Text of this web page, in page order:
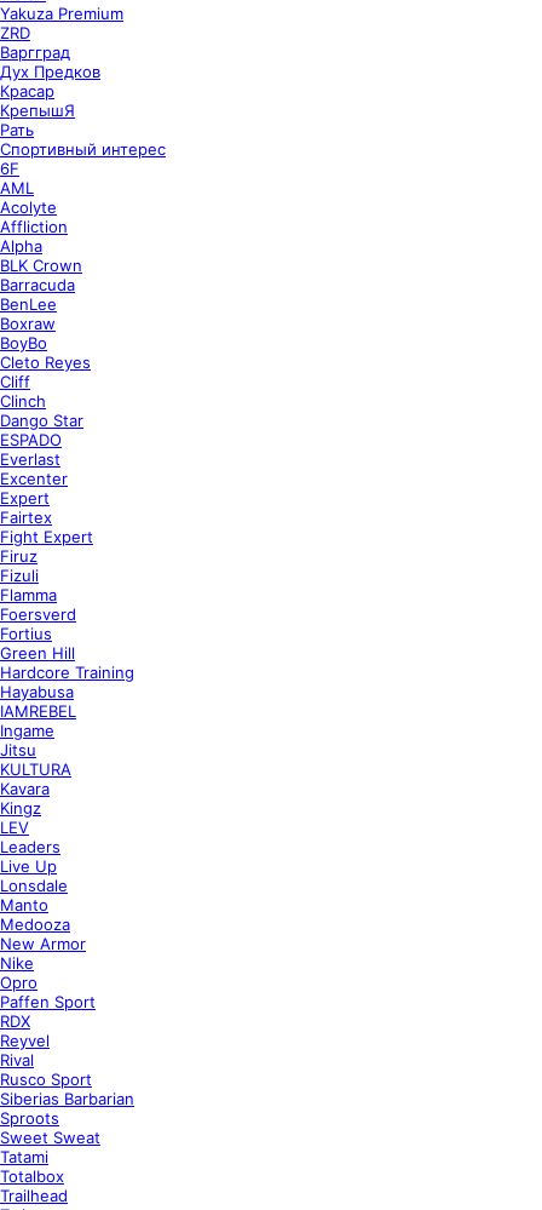
Yakuza Premium
ZRD
Варгград
Дух Предков
Красар
КрепышЯ
Рать
Спортивный интерес
6F
AML
Acolyte
Affliction
Alpha
BLK Crown
Barracuda
BenLee
Boxraw
BoyBo
Cleto Reyes
Cliff
Clinch
Dango Star
ESPADO
Everlast
Excenter
Expert
Fairtex
Fight Expert
Firuz
Fizuli
Flamma
Foersverd
Fortius
Green Hill
Hardcore Training
Hayabusa
IAMREBEL
Ingame
Jitsu
KULTURA
Kavara
Kingz
LEV
Leaders
Live Up
Lonsdale
Manto
Medooza
New Armor
Nike
Opro
Paffen Sport
RDX
Reyvel
Rival
Rusco Sport
Siberias Barbarian
Sproots
Sweet Sweat
Tatami
Totalbox
Trailhead